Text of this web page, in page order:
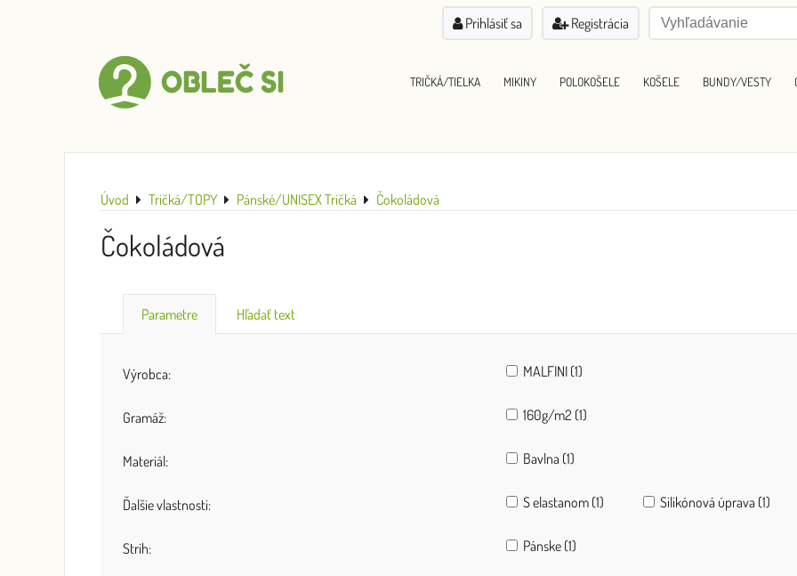
Prihlásiť sa Registrácia
TRIČKÁ/TIELKA MIKINY POLOKOŠELE KOŠELE BUNDY/VESTY
Úvod Tričká/TOPY Pánské/UNISEX Tričká Čokoládová
Čokoládová
Parametre Hľadať text
Výrobca: MALFINI (1)
Gramáž: 160g/m2 (1)
Materiál: Bavlna (1)
Ďalšie vlastnosti: S elastanom (1) Silikónová úprava (1)
Strih: Pánske (1)